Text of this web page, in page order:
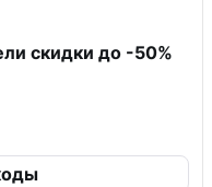
скидки до -50%